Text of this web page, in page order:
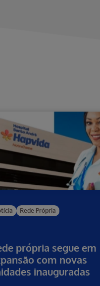
Rede Própria
própria segue em
com novas
inauguradas